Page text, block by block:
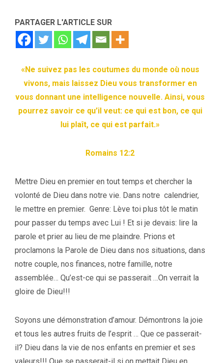
PARTAGER L'ARTICLE SUR
«Ne suivez pas les coutumes du monde où nous
vivons, mais laissez Dieu vous transformer en
vous donnant une intelligence nouvelle. Ainsi, vous
pourrez savoir ce qu’il veut: ce qui est bon, ce qui
lui plaît, ce qui est parfait.»
Romains 12:2
Mettre Dieu en premier en tout temps et chercher la
volonté de Dieu dans notre vie. Dans notre calendrier,
le mettre en premier. Genre: Lève toi plus tôt le matin
pour passer du temps avec Lui ! Et si je devais: lire la
parole et prier au lieu de me plaindre. Prions et
proclamons la Parole de Dieu dans nos situations, dans
notre couple, nos finances, notre famille, notre
assemblée… Qu’est-ce qui se passerait …On verrait la
gloire de Dieu!!!
Soyons une démonstration d’amour. Démontrons la joie
et tous les autres fruits de l’esprit … Que ce passerait-
il? Dieu dans la vie de nos enfants en premier et ses
valeurs!!! Que se passerait-il si on mettait Dieu en